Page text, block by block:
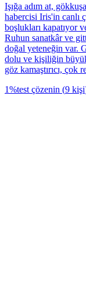
Işığa adım at,
habercisi Iris'in canlı
boşlukları kapatıyor
Ruhun sanatkâr ve
doğal yeteneğin var.
dolu ve kişiliğin
göz kamaştırıcı, çok
1%test çözenin (9 kişi